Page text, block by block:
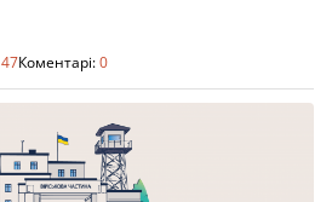
47Коментарі:0